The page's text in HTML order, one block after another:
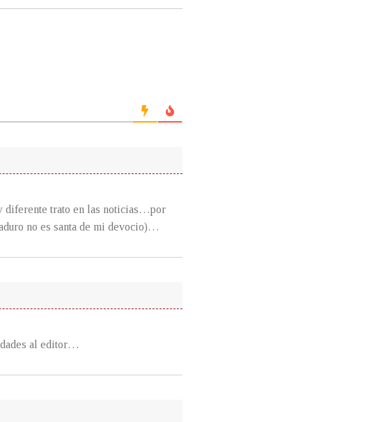
diferente trato en las noticias…por
no es santa de mi devocio)…
al editor…